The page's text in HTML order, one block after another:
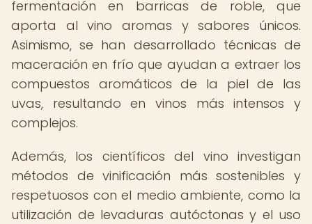
fermentación en barricas de roble, que
aporta al vino aromas y sabores únicos.
Asimismo, se han desarrollado técnicas de
maceración en frío que ayudan a extraer los
compuestos aromáticos de la piel de las
uvas, resultando en vinos más intensos y
complejos.
Además, los científicos del vino investigan
métodos de vinificación más sostenibles y
respetuosos con el medio ambiente, como la
utilización de levaduras autóctonas y el uso